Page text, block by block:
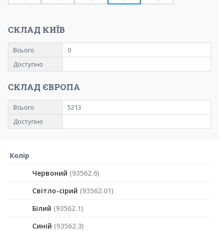
СКЛАД КИЇВ
Всього
0
Доступно
СКЛАД ЄВРОПА
Всього
5213
Доступно
Колір
Червоний (93562.6)
Світло-сірий (93562.01)
Білий (93562.1)
Синій (93562.3)